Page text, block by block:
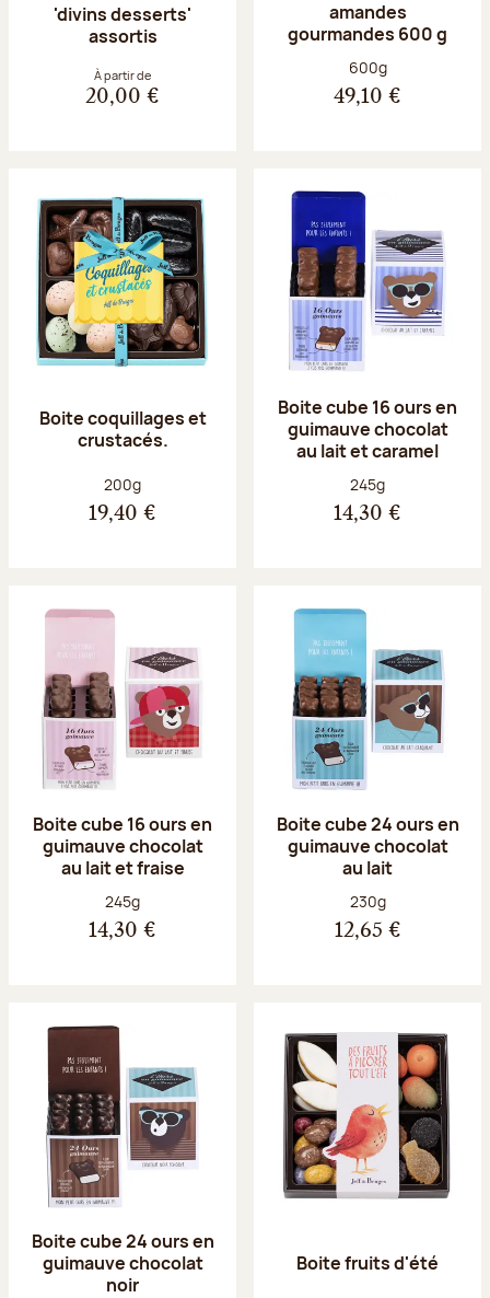
'divins desserts'
assortis
À partir de
20,00 €
amandes
gourmandes 600 g
Poids net :
600g
49,10 €
Boite coquillages et
crustacés.
Poids net :
200g
19,40 €
Boite cube 16 ours en
guimauve chocolat
au lait et caramel
Poids net :
245g
14,30 €
Boite cube 16 ours en
guimauve chocolat
au lait et fraise
Poids net :
245g
14,30 €
Boite cube 24 ours en
guimauve chocolat
au lait
Poids net :
230g
12,65 €
Boite cube 24 ours en
guimauve chocolat
noir
Boite fruits d'été